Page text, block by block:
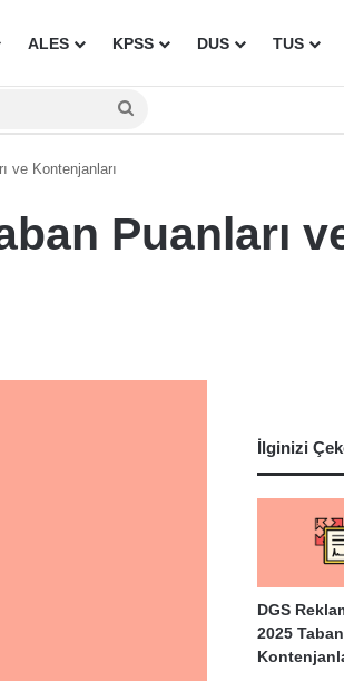
ALES KPSS DUS TUS
ve Kontenjanları
Puanları
İlginizi
DGS
2025